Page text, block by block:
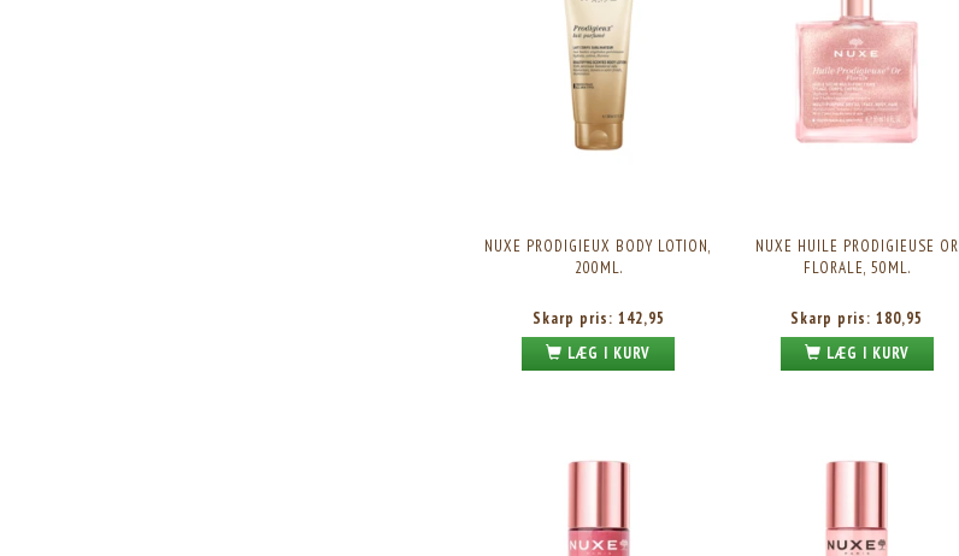
NUXE PRODIGIEUX BODY LOTION,
200ML.
Skarp pris: 142,95
LÆG I KURV
NUXE HUILE PRODIGIEUSE OR
FLORALE, 50ML.
Skarp pris:180,95
LÆG I KURV